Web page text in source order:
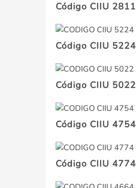
Código CIIU 2811
Código CIIU 5224
Código CIIU 5022
Código CIIU 4754
Código CIIU 4774